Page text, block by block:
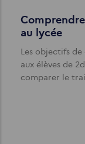
au lycée
Les objectifs
aux élèves de
comparer le